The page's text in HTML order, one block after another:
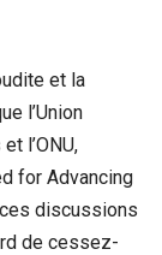
et la
l’Union
l’ONU,
for Advancing
discussions
de cessez-